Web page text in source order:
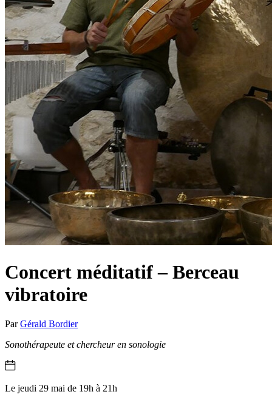
Concert méditatif – Berceau
vibratoire
ParGérald Bordier
Sonothérapeute et chercheur en sonologie
Le jeudi 29 mai de 19h à 21h